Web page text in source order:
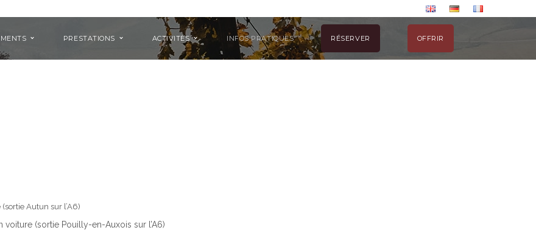
PRESTATIONS ACTIVITÉS INFOS PRATIQUES RÉSERVER OFFRIR
Autun sur l’A6)
voiture (sortie Pouilly-en-Auxois sur l’A6)